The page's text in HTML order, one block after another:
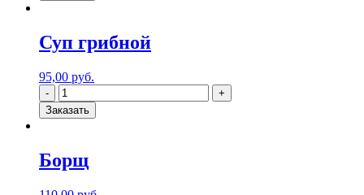
Суп грибной
95,00 руб.
Заказать
Борщ